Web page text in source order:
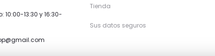
10:00-13:30 y 16:30-
Tienda
Sus datos seguros